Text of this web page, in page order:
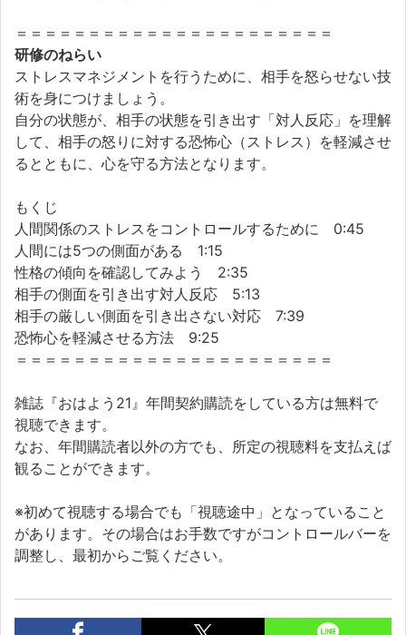
＝＝＝＝＝＝＝＝＝＝＝＝＝＝＝＝＝＝＝＝＝＝
研修のねらい
ストレスマネジメントを行うために、相手を怒らせない技
術を身につけましょう。
自分の状態が、相手の状態を引き出す「対人反応」を理解
して、相手の怒りに対する恐怖心（ストレス）を軽減させ
るとともに、心を守る方法となります。
もくじ
人間関係のストレスをコントロールするために 0:45
人間には5つの側面がある 1:15
性格の傾向を確認してみよう 2:35
相手の側面を引き出す対人反応 5:13
相手の厳しい側面を引き出さない対応 7:39
恐怖心を軽減させる方法 9:25
＝＝＝＝＝＝＝＝＝＝＝＝＝＝＝＝＝＝＝＝＝＝
雑誌『おはよう21』年間契約購読をしている方は無料で
視聴できます。
なお、年間購読者以外の方でも、所定の視聴料を支払えば
観ることができます。
※初めて視聴する場合でも「視聴途中」となっていること
があります。その場合はお手数ですがコントロールバーを
調整し、最初からご覧ください。